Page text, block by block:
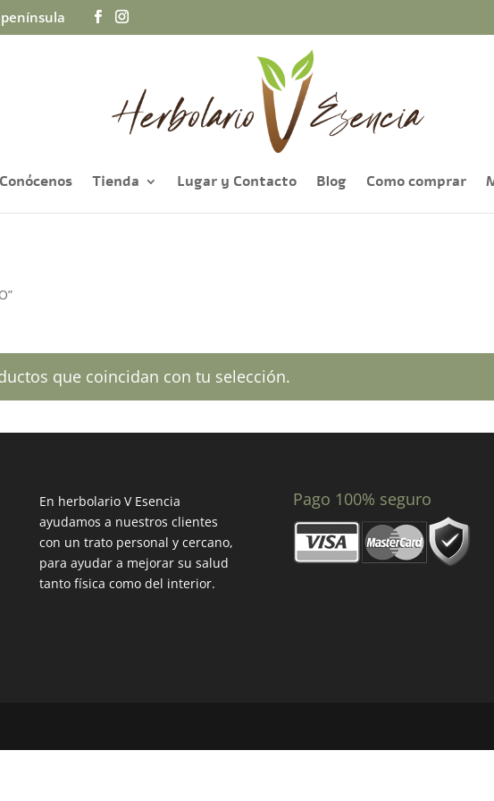
Conócenos Tienda Lugar y Contacto Blog Como comprar
que coincidan con tu selección.
En herbolario V Esencia
ayudamos a nuestros clientes
con un trato personal y cercano,
para ayudar a mejorar su salud
tanto física como del interior.
Pago 100% seguro